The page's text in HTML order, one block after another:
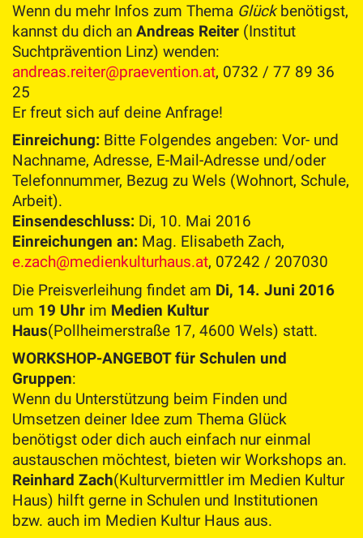
Wenn du mehr Infos zum Thema Glückbenötigst,
kannst du dich an Andreas Reiter (Institut
Suchtprävention Linz) wenden:
andreas.reiter@praevention.at, 0732 / 77 89 36
25
Er freut sich auf deine Anfrage!
Einreichung: Bitte Folgendes angeben: Vor- und
Nachname, Adresse, E-Mail-Adresse und/oder
Telefonnummer, Bezug zu Wels (Wohnort, Schule,
Arbeit).
Einsendeschluss: Di, 10. Mai 2016
Einreichungen an: Mag. Elisabeth Zach,
e.zach@medienkulturhaus.at, 07242 / 207030
Die Preisverleihung findet am Di, 14. Juni 2016
um 19 Uhr im Medien Kultur
Haus(Pollheimerstraße 17, 4600 Wels) statt.
WORKSHOP-ANGEBOT für Schulen und
Gruppen:
Wenn du Unterstützung beim Finden und
Umsetzen deiner Idee zum Thema Glück
benötigst oder dich auch einfach nur einmal
austauschen möchtest, bieten wir Workshops an.
Reinhard Zach(Kulturvermittler im Medien Kultur
Haus) hilft gerne in Schulen und Institutionen
bzw. auch im Medien Kultur Haus aus.